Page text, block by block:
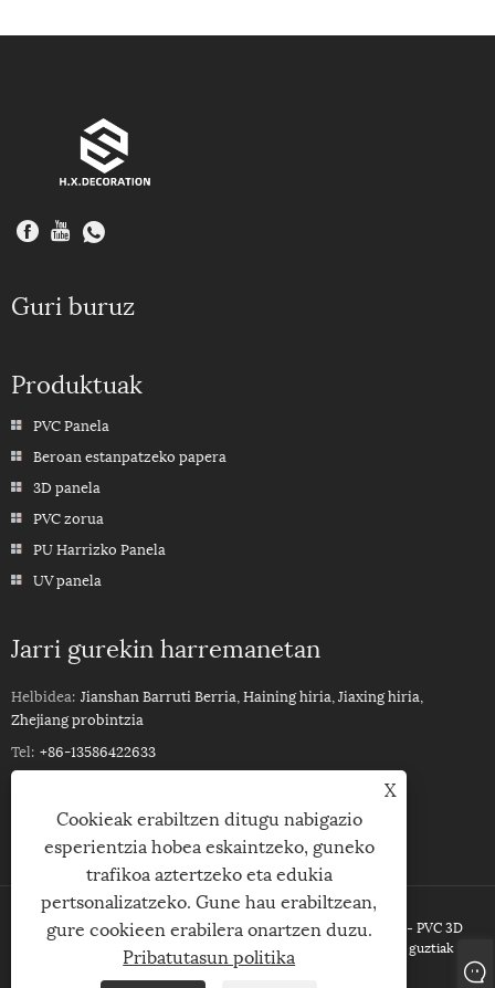
Guri buruz
Produktuak
PVC Panela
Beroan estanpatzeko papera
3D panela
PVC zorua
PU Harrizko Panela
UV panela
Jarri gurekin harremanetan
Helbidea: Jianshan Barruti Berria, Haining hiria, Jiaxing hiria,
Zhejiang probintzia
Tel: +86-13586422633
Posta elektronikoa: ROSSPVCPANEL88@YEAH.NET
Copyright © 2023Haining Xinhuang Decoration Material Co ,Ltd. - PVC 3D
sabaiko panela, UV PVC horma panela, WPC estaldura - Eskubide guztiak
X
Cookieak erabiltzen ditugu nabigazio
esperientzia hobea eskaintzeko, guneko
trafikoa aztertzeko eta edukia
pertsonalizatzeko. Gune hau erabiltzean,
gure cookieen erabilera onartzen duzu.
Pribatutasun politika